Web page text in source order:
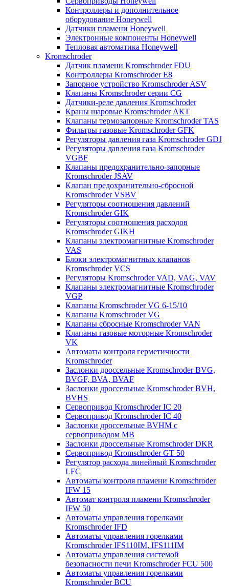
Контроллеры и дополнительное
оборудование Honeywell
Датчики пламени Honeywell
Электронные компоненты Honeywell
Тепловая автоматика Honeywell
Kromschroder
Датчик пламени Kromschroder FDU
Контроллеры Kromschroder E8
Запорное устройство Kromschroder ASV
Клапаны Kromschroder серии CG
Датчики-реле давления Kromschroder
Краны шаровые Kromschroder АКТ
Клапаны термозапорные Kromschroder TAS
Фильтры газовые Kromschroder GFK
Регуляторы давления газа Kromschroder GDJ
Регуляторы давления газа Kromschroder
VGBF
Клапаны предохранительно-запорные
Kromschroder JSAV
Клапан предохранительно-сбросной
Kromschroder VSBV
Регуляторы соотношения давлений
Kromschroder GIK
Регуляторы соотношения расходов
Kromschroder GIKH
Клапаны электромагнитные Kromschroder
VAS
Блоки электромагнитных клапанов
Kromschroder VCS
Регуляторы Kromschroder VAD, VAG, VAV
Клапаны электромагнитные Kromschroder
VGP
Клапаны Kromschroder VG 6-15/10
Клапаны Kromschroder VG
Клапаны сбросные Kromschroder VAN
Клапаны газовые моторные Kromschroder
VK
Автоматы контроля герметичности
Kromschroder
Заслонки дроссельные Kromschroder BVG,
BVGF, BVA, BVAF
Заслонки дроссельные Kromschroder BVH,
BVHS
Сервопривод Kromschroder IC 20
Сервопривод Kromschroder IC 40
Заслонки дроссельные BVHM с
сервоприводом МВ
Заслонки дроссельные Kromschroder DKR
Cервопривод Kromschroder GT 50
Регулятор расхода линейный Kromschroder
LFC
Автоматы контроля пламени Kromschroder
IFW 15
Автомат контроля пламени Kromschroder
IFW 50
Автоматы управления горелками
Kromschroder IFD
Автоматы управления горелками
Kromschroder IFS110IM, IFS111IM
Автоматы управления системой
безопасности печи Kromschroder FCU 500
Автоматы управления горелками
Kromschroder BCU